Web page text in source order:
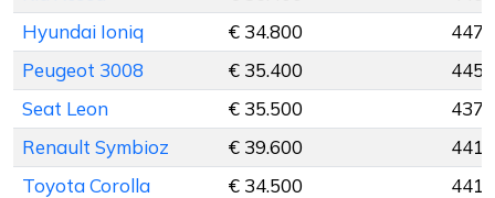
Hyundai Ioniq
€ 34.800
447
Peugeot 3008
€ 35.400
445
Seat Leon
€ 35.500
437
Renault Symbioz
€ 39.600
441
Toyota Corolla
€ 34.500
441